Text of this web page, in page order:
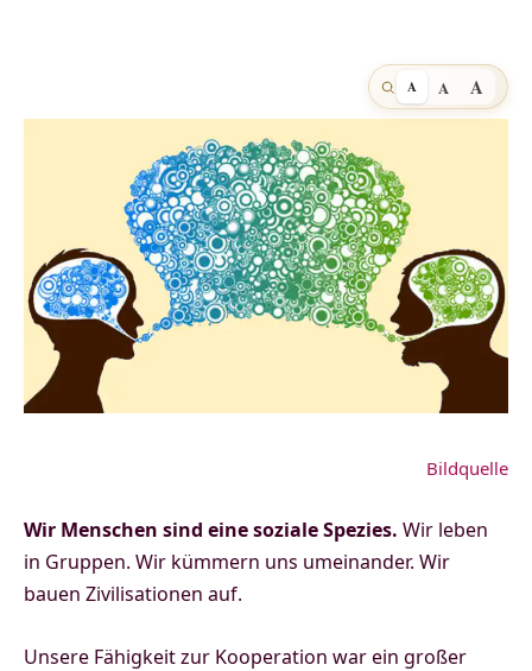
A A A
Bildquelle
Wir Menschen sind eine soziale Spezies. Wir leben
in Gruppen. Wir kümmern uns umeinander. Wir
bauen Zivilisationen auf.
Unsere Fähigkeit zur Kooperation war ein großer